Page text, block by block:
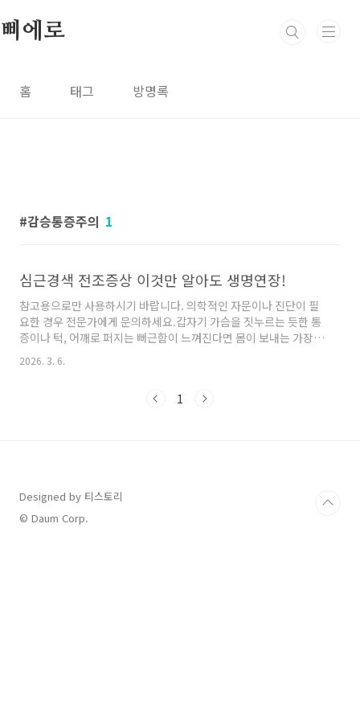
삐에로
홈 태그 방명록
감승통증주의 1
심근경색 전조증상 이것만 알아도 생명연장!
참고용으로만 사용하시기 바랍니다. 의학적인 자문이나 진단이 필
요한 경우 전문가에게 문의하세요.갑자기 가슴을 짓누르는 듯한 통
증이나 턱, 어깨로 퍼지는 뻐근함이 느껴진다면 몸이 보내는 가장
절박한 구조 신호일 수 있습니다. 심근경색은 심장 근육에 혈액을
공급하는 관상동맥이 갑자기 막혀 근육이 괴사하는 질환으로, 발생
거나 심각한 심부전 등 후유증을 남기게 됩니다.많은 사람이 심근경
2026. 3. 6.
1
Designed by 티스토리
© Daum Corp.